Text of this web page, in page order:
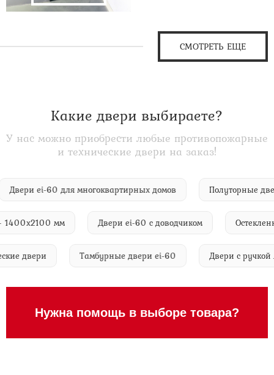
СМОТРЕТЬ ЕЩЕ
Какие двери выбираете?
У нас можно приобрести любые противопожарные
и технические двери на заказ!
Двери ei-60 для многоквартирных домов
мм Двери ei-60 с доводчиком
двери Тамбурные двери ei-60 Двери с
Нужна помощь в выборе товара?